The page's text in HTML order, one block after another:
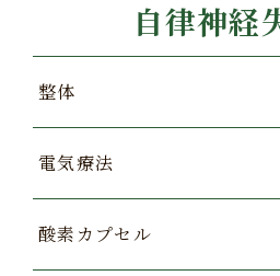
自律神経
整体
電気療法
酸素カプセル